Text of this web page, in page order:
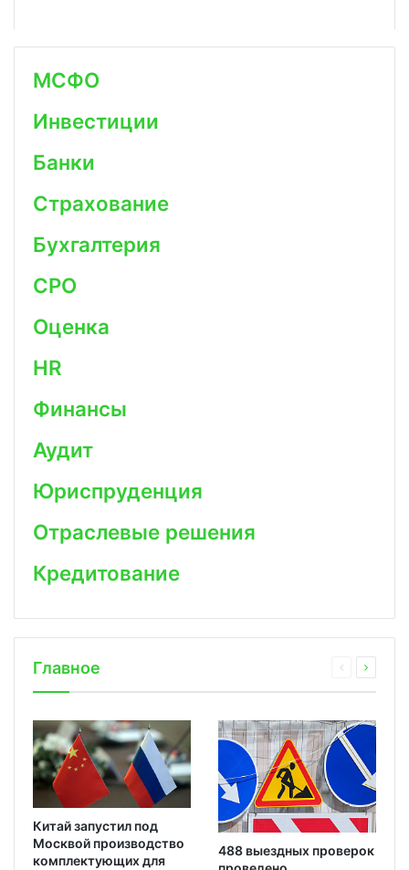
МСФО
Инвестиции
Банки
Страхование
Бухгалтерия
СРО
Оценка
HR
Финансы
Аудит
Юриспруденция
Отраслевые решения
Кредитование
Главное
Китай запустил под
Москвой производство
комплектующих для
488 выездных проверок